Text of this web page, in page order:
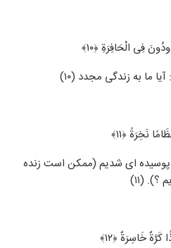
فِی الْحَافِرَةِ ﴿۱۰﴾
ما به زندگی مجدد (۱۰)
نَخِرَةً ﴿۱۱﴾
پوسیده ای شدیم (ممکن است زنده
؟). (۱۱)
کَرَّةٌ خَاسِرَةٌ ﴿۱۲﴾